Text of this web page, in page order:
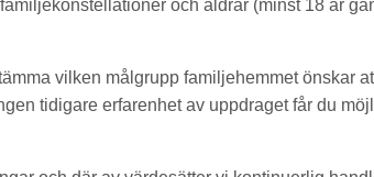
och åldrar (minst 18 år
vilken målgrupp familjehemmet önskar
tidigare erfarenhet av uppdraget får du